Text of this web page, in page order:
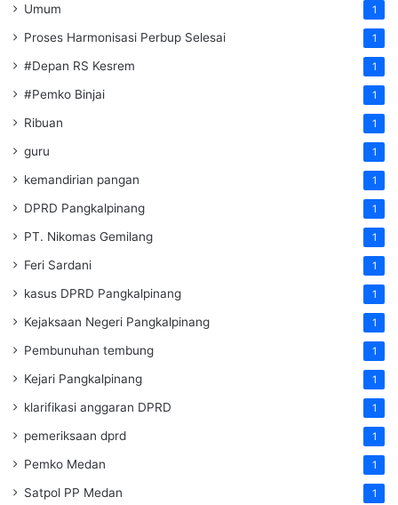
Umum 1
Proses Harmonisasi Perbup Selesai 1
#Depan RS Kesrem 1
#Pemko Binjai 1
Ribuan 1
guru 1
kemandirian pangan 1
DPRD Pangkalpinang 1
PT. Nikomas Gemilang 1
Feri Sardani 1
kasus DPRD Pangkalpinang 1
Kejaksaan Negeri Pangkalpinang 1
Pembunuhan tembung 1
Kejari Pangkalpinang 1
klarifikasi anggaran DPRD 1
pemeriksaan dprd 1
Pemko Medan 1
Satpol PP Medan 1